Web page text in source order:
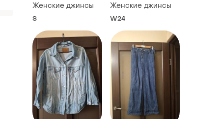
Женские джинсы
S
Женские джинсы
W24